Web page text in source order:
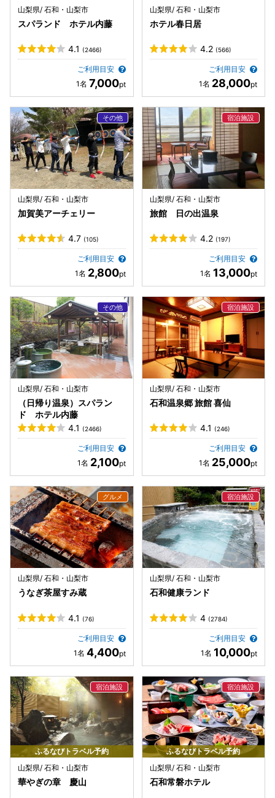
山梨県/ 石和・山梨市
スパランド ホテル内藤
4.1 (2466)
ご利用目安
7,000
山梨県/ 石和・山梨市
ホテル春日居
4.2 (566)
ご利用目安
28,000
山梨県/ 石和・山梨市
加賀美アーチェリー
4.7 (105)
ご利用目安
2,800
山梨県/ 石和・山梨市
旅館 日の出温泉
4.2 (197)
ご利用目安
13,000
山梨県/ 石和・山梨市
（日帰り温泉）スパラン
ド ホテル内藤
4.1 (2466)
ご利用目安
2,100
山梨県/ 石和・山梨市
石和温泉郷 旅館 喜仙
4.1 (246)
ご利用目安
25,000
山梨県/ 石和・山梨市
うなぎ茶屋すみ蔵
4.1 (76)
ご利用目安
4,400
山梨県/ 石和・山梨市
石和健康ランド
4 (2784)
ご利用目安
10,000
ふるなびトラベル予約
山梨県/ 石和・山梨市
華やぎの章 慶山
ふるなびトラベル予約
山梨県/ 石和・山梨市
石和常磐ホテル